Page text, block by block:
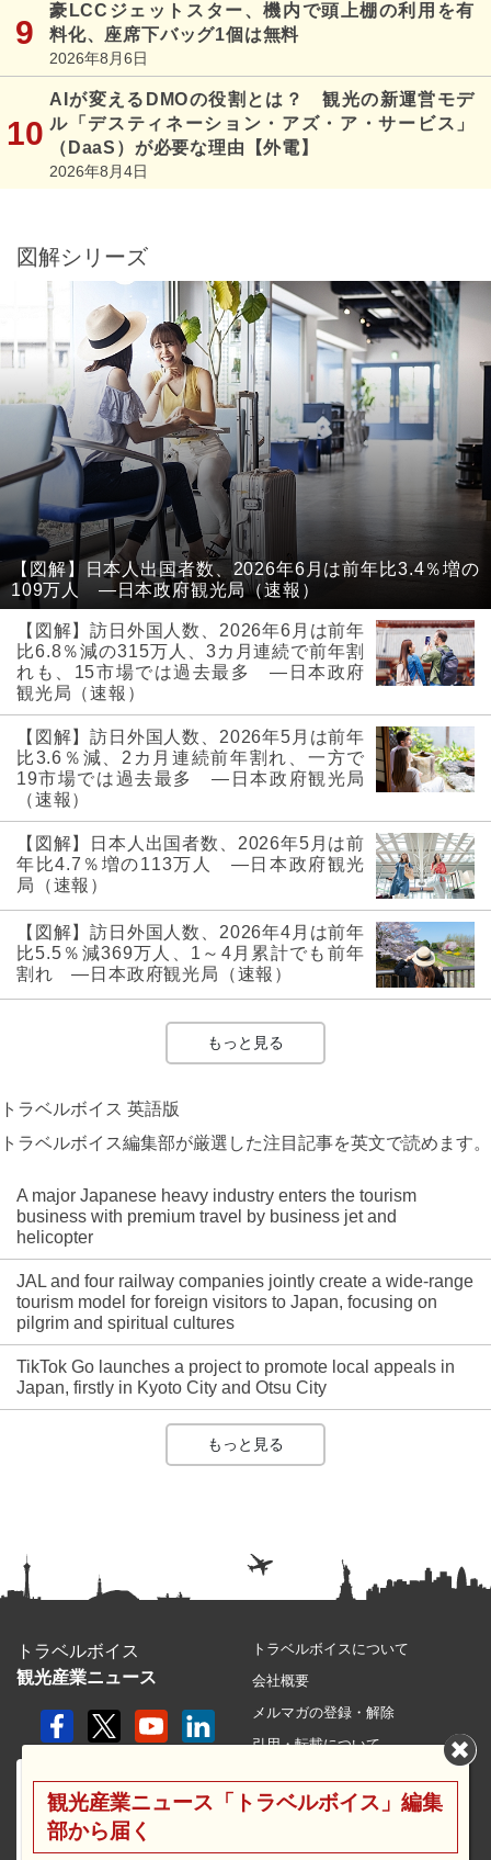
豪LCCジェットスター、機内で頭上棚の利用を有
料化、座席下バッグ1個は無料
2026年8月6日
AIが変えるDMOの役割とは？ 観光の新運営モデ
ル「デスティネーション・アズ・ア・サービス」
（DaaS）が必要な理由【外電】
2026年8月4日
図解シリーズ
【図解】日本人出国者数、2026年6月は前年比3.4％増の
109万人 ―日本政府観光局（速報）
【図解】訪日外国人数、2026年6月は前年
比6.8％減の315万人、3カ月連続で前年割
れも、15市場では過去最多 ―日本政府
観光局（速報）
【図解】訪日外国人数、2026年5月は前年
比3.6％減、2カ月連続前年割れ、一方で
19市場では過去最多 ―日本政府観光局
（速報）
【図解】日本人出国者数、2026年5月は前
年比4.7％増の113万人 ―日本政府観光
局（速報）
【図解】訪日外国人数、2026年4月は前年
比5.5％減369万人、1～4月累計でも前年
割れ ―日本政府観光局（速報）
もっと見る
トラベルボイス 英語版
トラベルボイス編集部が厳選した注目記事を英文で読めます。
A major Japanese heavy industry enters the tourism
business with premium travel by business jet and
helicopter
JAL and four railway companies jointly create a wide-range
tourism model for foreign visitors to Japan, focusing on
pilgrim and spiritual cultures
TikTok Go launches a project to promote local appeals in
Japan, firstly in Kyoto City and Otsu City
もっと見る
トラベルボイス
観光産業ニュース
トラベルボイスについて
会社概要
メルマガの登録・解除
引用・転載について
利用規約
観光産業ニュース「トラベルボイス」編集
部から届く